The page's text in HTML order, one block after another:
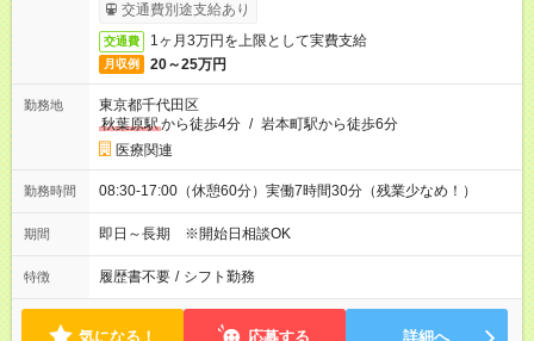
交通費別途支給あり
交通費 1ヶ月3万円を上限として実費支給
月収例 20～25万円
勤務地
東京都千代田区
秋葉原駅から徒歩4分 / 岩本町駅から徒歩6分
医療関連
勤務時間 08:30-17:00（休憩60分）実働7時間30分（残業少なめ！）
期間 即日～長期 ※開始日相談OK
特徴 履歴書不要 / シフト勤務
気になる！ 応募する 詳細へ